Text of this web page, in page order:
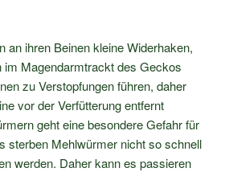
an ihren Beinen kleine Widerhaken,
im Magendarmtrackt des Geckos
zu Verstopfungen führen, daher
vor der Verfütterung entfernt
geht eine besondere Gefahr für
sterben Mehlwürmer nicht so schnell
werden. Daher kann es passieren